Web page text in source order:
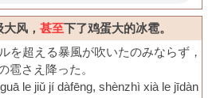
风， 甚至下了鸡蛋大的冰雹。
を超える暴風が吹いたのみならず，
雹さえ降った。
le jiǔ jí dàfēng, shènzhì xià le jīdàn